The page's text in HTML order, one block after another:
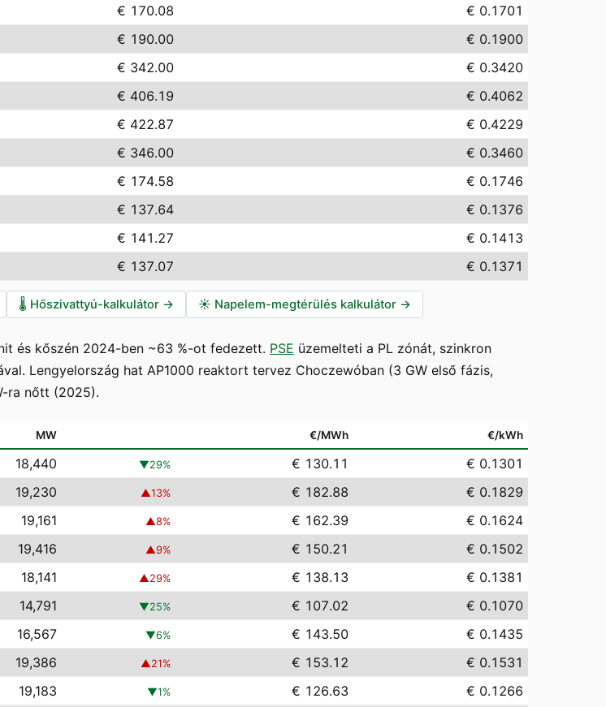
€ 170.08
€ 0.1701
€ 190.00
€ 0.1900
€ 342.00
€ 0.3420
€ 406.19
€ 0.4062
€ 422.87
€ 0.4229
€ 346.00
€ 0.3460
€ 174.58
€ 0.1746
€ 137.64
€ 0.1376
€ 141.27
€ 0.1413
€ 137.07 € 0.1371
🌡️ Hőszivattyú-kalkulátor → ☀️ Napelem-megtérülés kalkulátor →
és kőszén 2024-ben ~63 %-ot fedezett. PSE üzemelteti a PL zónát, szinkron
Lengyelország hat AP1000 reaktort tervez Choczewóban (3 GW első fázis,
ra nőtt (2025).
MW €/MWh €/kWh
18,440 ▼29% € 130.11
€ 0.1301
19,230 ▲13% € 182.88
€ 0.1829
19,161 ▲8% € 162.39
€ 0.1624
19,416 ▲9% € 150.21
€ 0.1502
18,141 ▲29% € 138.13
€ 0.1381
14,791 ▼25% € 107.02
€ 0.1070
16,567 ▼6% € 143.50
€ 0.1435
19,386 ▲21% € 153.12
€ 0.1531
19,183 ▼1% € 126.63 € 0.1266